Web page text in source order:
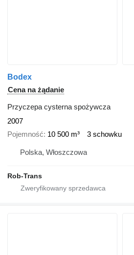
Bodex
Cena na żądanie
Przyczepa cysterna spożywcza
2007
Pojemność 10 500 m³ 3 schowku
Polska, Włoszczowa
Rob-Trans